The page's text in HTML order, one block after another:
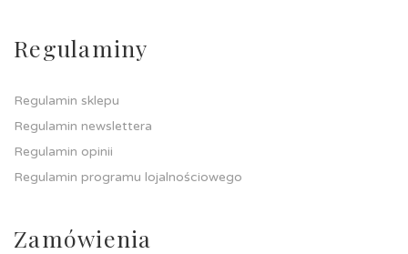
Regulaminy
Regulamin sklepu
Regulamin newslettera
Regulamin opinii
Regulamin programu lojalnościowego
Zamówienia